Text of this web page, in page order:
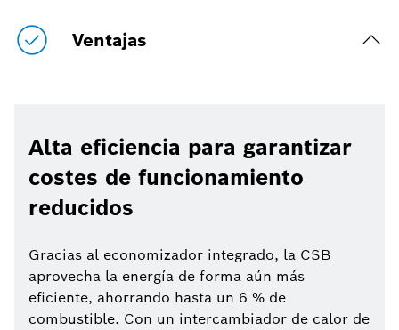
Ventajas
Alta eficiencia para garantizar
costes de funcionamiento
reducidos
Gracias al economizador integrado, la CSB
aprovecha la energía de forma aún más
eficiente, ahorrando hasta un 6 % de
combustible. Con un intercambiador de calor de